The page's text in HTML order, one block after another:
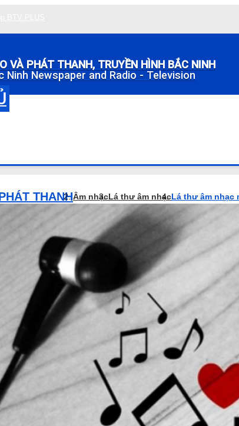
VÀ PHÁT THANH, TRUYỀN HÌNH BẮC NINH
Ninh Newspaper and Radio - Television
THANHÂm nhạcLá thư âm nhạcLá thư âm nhạc